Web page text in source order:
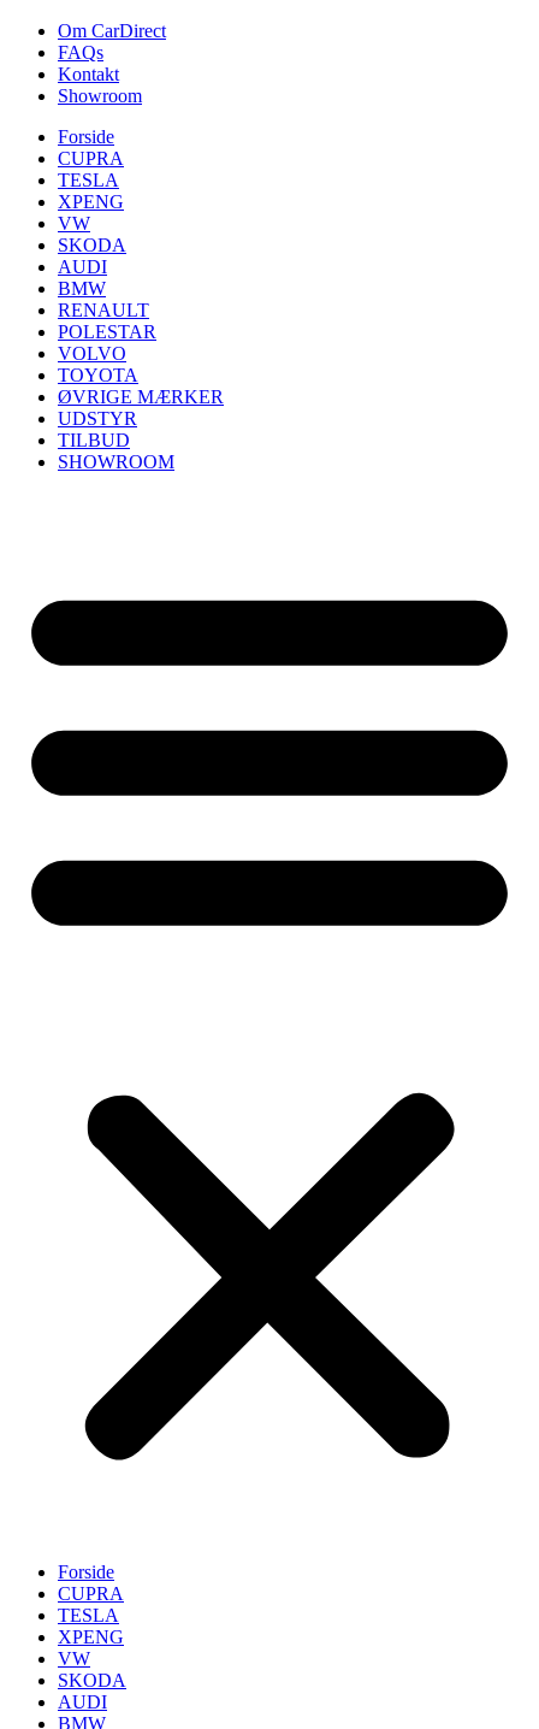
Om CarDirect
FAQs
Kontakt
Showroom
Forside
CUPRA
TESLA
XPENG
VW
SKODA
AUDI
BMW
RENAULT
POLESTAR
VOLVO
TOYOTA
ØVRIGE MÆRKER
UDSTYR
TILBUD
SHOWROOM
Forside
CUPRA
TESLA
XPENG
VW
SKODA
AUDI
BMW